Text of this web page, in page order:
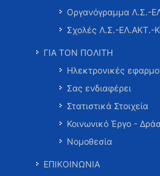
Οργανόγραμμα Λ.Σ.-
Σχολές Λ.Σ.-ΕΛ.ΑΚΤ.-
ΓΙΑ ΤΟΝ ΠΟΛΙΤΗ
Ηλεκτρονικές
Σας ενδιαφέρει
Στατιστικά Στοιχεία
Κοινωνικό Έργο -
Νομοθεσία
ΕΠΙΚΟΙΝΩΝΙΑ